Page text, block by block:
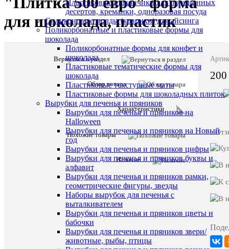
Пластиковые стаканчики для порционных
десертов, креманки, одноразовая посуда
Силиконовые молды (коврики) для айсинга
Поликорбонатные и пластиковые формы для
шоколада
Поликорбонатные формы для конфет и
шоколада
Пластиковые тематические формы для
шоколада
Пластиковые текстурные маты
Пластиковые формы для шоколадных плиток
Вырубки для печенья и пряников
Вырубки для печенья и пряников на
Halloween
Вырубки для печенья и пряников на Новый
год
Вырубки для печенья и пряников цифры
Вырубки для печенья и пряников буквы и
алфавит
Вырубки для печенья и пряников рамки,
геометрические фигуры, звезды
Наборы вырубок для печенья с
выталкивателем
Вырубки для печенья и пряников цветы и
бабочки
Вырубки для печенья и пряников звери/
животные, рыбы, птицы
для шоколада, пластик
Вернуться в раздел
Обзор товара
Характеристики
Похожие товары
Наличие
евро"
для
шоколада,
пластик
Все
Коллекция
для
конфет